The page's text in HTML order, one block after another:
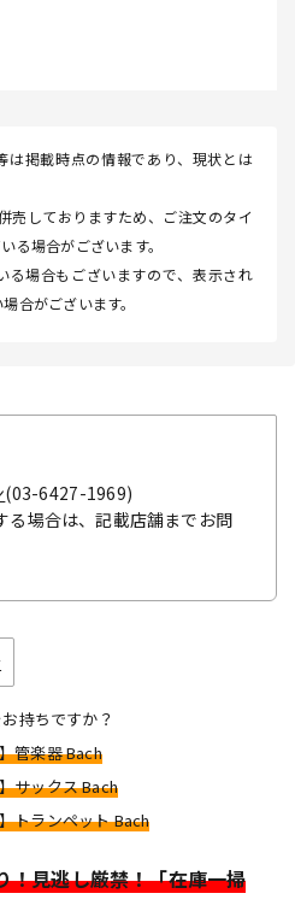
掲載時点の情報であり、現状とは
売しておりますため、ご注文のタイ
る場合がございます。
場合もございますので、表示され
合がございます。
(03-6427-1969)
場合は、記載店舗までお問
持ちですか？
管楽器 Bach
サックス Bach
トランペット Bach
！見逃し厳禁！「在庫一掃